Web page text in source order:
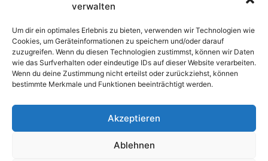
verwalten
Um dir ein optimales Erlebnis zu bieten, verwenden wir Technologien wie
Cookies, um Geräteinformationen zu speichern und/oder darauf
zuzugreifen. Wenn du diesen Technologien zustimmst, können wir Daten
wie das Surfverhalten oder eindeutige IDs auf dieser Website verarbeiten.
Wenn du deine Zustimmung nicht erteilst oder zurückziehst, können
bestimmte Merkmale und Funktionen beeinträchtigt werden.
Akzeptieren
Ablehnen
Feiertags 12:00 — 19:30
Copyright © 2026 Weber´s Esszeit